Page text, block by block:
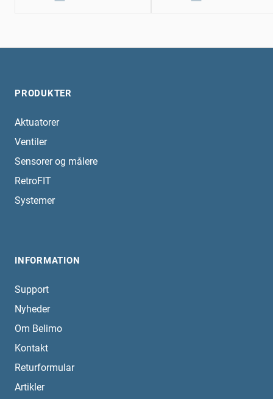
PRODUKTER
Aktuatorer
Ventiler
Sensorer og målere
RetroFIT
Systemer
INFORMATION
Support
Nyheder
Om Belimo
Kontakt
Returformular
Artikler